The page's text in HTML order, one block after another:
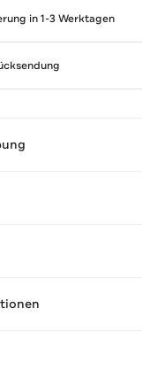
in 1-3 Werktagen